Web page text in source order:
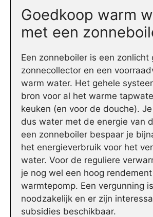
Goedkoop warm
met een
Een zonneboiler is een zonlicht
zonnecollector en een
warm water. Het gehele
bron voor al het warme
keuken (en voor de douche).
dus water met de energie van
een zonneboiler bespaar je
het energieverbruik voor het
water. Voor de reguliere
je nog wel een hoog
warmtepomp. Een vergunning
noodzakelijk en er zijn
subsidies beschikbaar.